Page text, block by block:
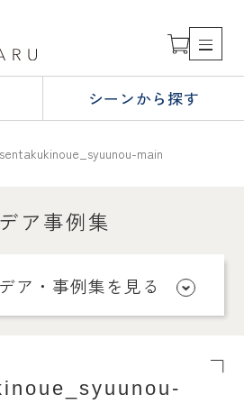
シーンから探す
sentakukinoue_syuunou-main
ア事例集
ア・事例集を見る